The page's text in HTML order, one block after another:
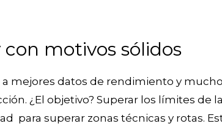
con motivos sólidos
a mejores datos de rendimiento y
¿El objetivo? Superar los límites de
para superar zonas técnicas y rotas.